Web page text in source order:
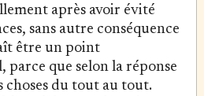
après avoir évité
sans autre conséquence
être un point
parce que selon la réponse
choses du tout au tout.